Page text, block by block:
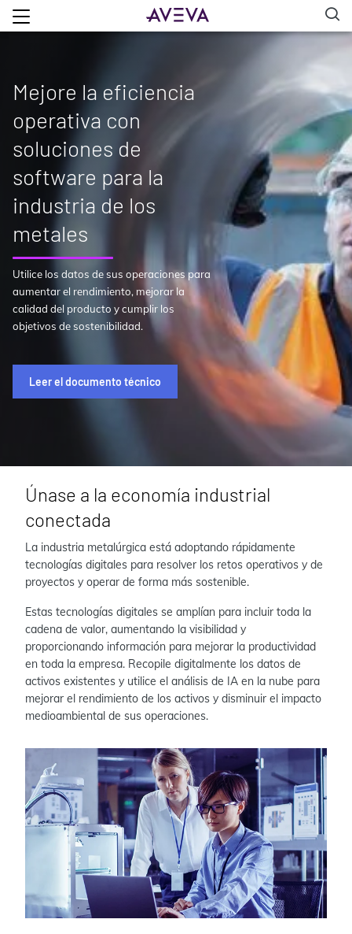
Mejore la eficiencia
operativa con
soluciones de
software para la
industria de los
metales
Utilice los datos de sus operaciones para
aumentar el rendimiento, mejorar la
calidad del producto y cumplir los
objetivos de sostenibilidad.
Leer el documento técnico
Únase a la economía industrial
conectada
La industria metalúrgica está adoptando rápidamente
tecnologías digitales para resolver los retos operativos y de
proyectos y operar de forma más sostenible.
Estas tecnologías digitales se amplían para incluir toda la
cadena de valor, aumentando la visibilidad y
proporcionando información para mejorar la productividad
en toda la empresa. Recopile digitalmente los datos de
activos existentes y utilice el análisis de IA en la nube para
mejorar el rendimiento de los activos y disminuir el impacto
medioambiental de sus operaciones.